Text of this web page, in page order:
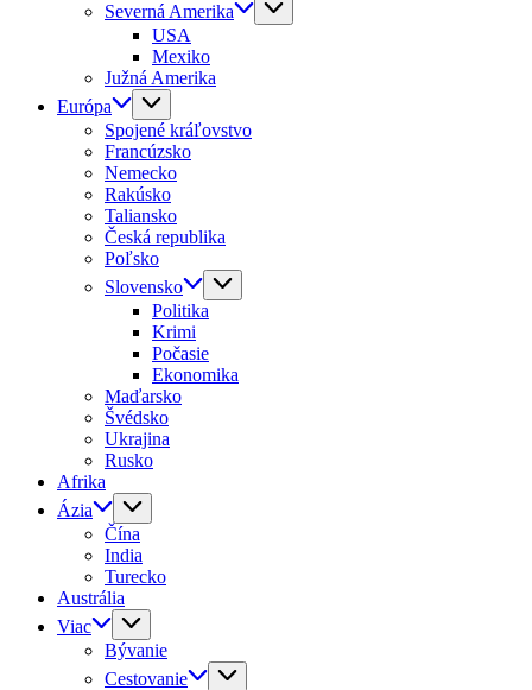
Severná Amerika
USA
Mexiko
Južná Amerika
Európa
Spojené kráľovstvo
Francúzsko
Nemecko
Rakúsko
Taliansko
Česká republika
Poľsko
Slovensko
Politika
Krimi
Počasie
Ekonomika
Maďarsko
Švédsko
Ukrajina
Rusko
Afrika
Ázia
Čína
India
Turecko
Austrália
Viac
Bývanie
Cestovanie